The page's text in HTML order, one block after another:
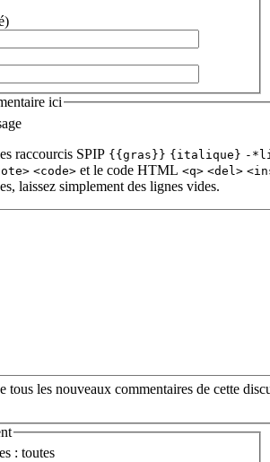
ici
raccourcis SPIP {{gras}} {italique} -
<code> et le code HTML <q> <del>
laissez simplement des lignes vides.
tous les nouveaux commentaires de cette
: toutes